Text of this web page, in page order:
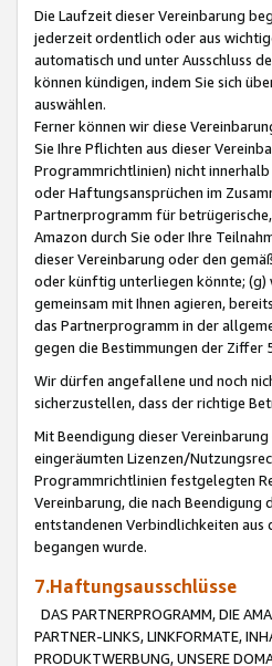
Die Laufzeit dieser Vereinbarung
jederzeit ordentlich oder aus
automatisch und unter Ausschluss
können kündigen, indem Sie sich
auswählen.
Ferner können wir diese
Sie Ihre Pflichten aus dieser
Programmrichtlinien) nicht
oder Haftungsansprüchen im
Partnerprogramm für
Amazon durch Sie oder Ihre
dieser Vereinbarung oder den
oder künftig unterliegen könnte; (g)
gemeinsam mit Ihnen agieren,
das Partnerprogramm in der
gegen die Bestimmungen der Ziffer
Wir dürfen angefallene und noch
sicherzustellen, dass der richtige
Mit Beendigung dieser
eingeräumten Lizenzen/
Programmrichtlinien festgelegten
Vereinbarung, die nach
entstandenen Verbindlichkeiten aus
begangen wurde.
7.Haftungsausschlüsse
DAS PARTNERPROGRAMM, DIE
PARTNER-LINKS, LINKFORMATE,
PRODUKTWERBUNG, UNSERE